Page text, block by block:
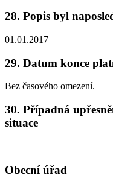
28. Popis byl
01.01.2017
29. Datum konce
Bez časového omezení.
30. Případná
situace
Obecní úřad